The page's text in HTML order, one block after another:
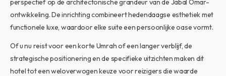
perspectief op de architectonische grandeur van de Jabal Omar-
ontwikkeling. De inrichting combineert hedendaagse esthetiek met
functionele luxe, waardoor elke suite een persoonlijke oase vormt.
Of u nu reist voor een korte Umrah of een langer verblijf, de
strategische positionering en de specifieke uitzichten maken dit
hotel tot een weloverwogen keuze voor reizigers die waarde